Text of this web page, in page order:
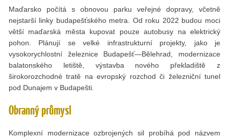
Maďarsko počítá s obnovou parku veřejné dopravy, včetně
nejstarší linky budapešťského metra. Od roku 2022 budou moci
větší maďarská města kupovat pouze autobusy na elektrický
pohon. Plánují se velké infrastrukturní projekty, jako je
vysokorychlostní železnice Budapešť—Bělehrad, modernizace
balatonského letiště, výstavba nového překladiště z
širokorozchodné tratě na evropský rozchod či železniční tunel
pod Dunajem v Budapešti.
Obranný průmysl
Komplexní modernizace ozbrojených sil probíhá pod názvem